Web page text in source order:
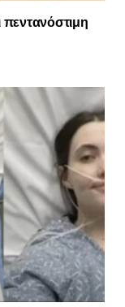
πεντανόστιμη